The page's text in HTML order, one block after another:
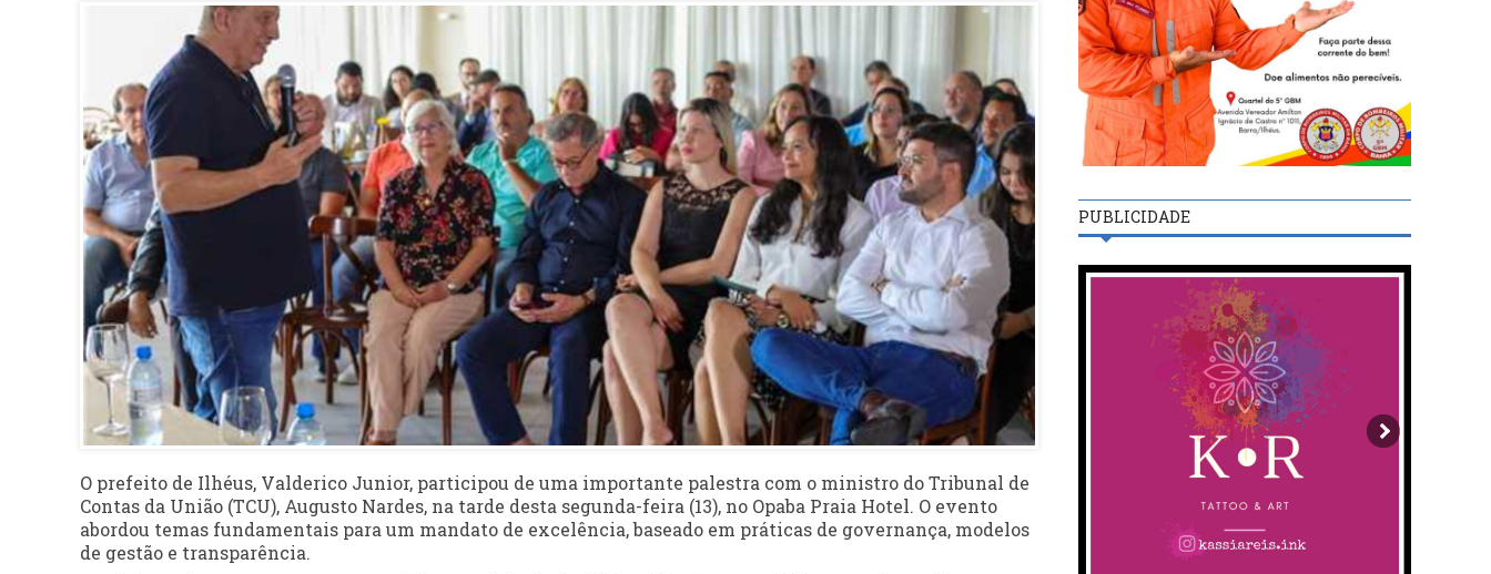
O prefeito de Ilhéus, Valderico Junior, participou de uma importante palestra com o ministro do Tribunal de
Contas da União (TCU), Augusto Nardes, na tarde desta segunda-feira (13), no Opaba Praia Hotel. O evento
abordou temas fundamentais para um mandato de excelência, baseado em práticas de governança, modelos
de gestão e transparência.
PUBLICIDADE